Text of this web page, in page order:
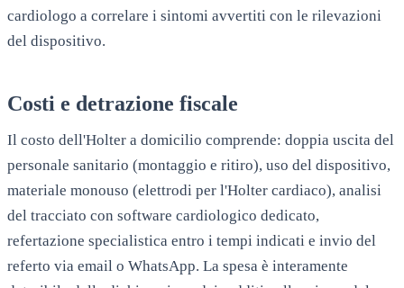
cardiologo a correlare i sintomi avvertiti con le rilevazioni
del dispositivo.
Costi e detrazione fiscale
Il costo dell'Holter a domicilio comprende: doppia uscita del
personale sanitario (montaggio e ritiro), uso del dispositivo,
materiale monouso (elettrodi per l'Holter cardiaco), analisi
del tracciato con software cardiologico dedicato,
refertazione specialistica entro i tempi indicati e invio del
referto via email o WhatsApp. La spesa è interamente